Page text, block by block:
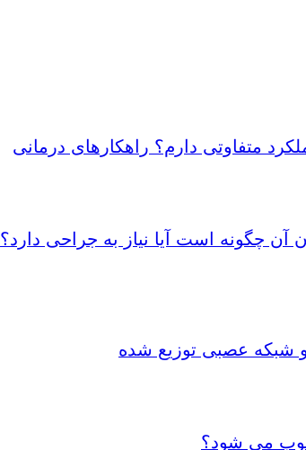
متفاوتی دارم؟ راهکارهای درمانی
چگونه است آیا نیاز به جراحی دارد؟
شبکه عصبی توزیع شده
می شود؟